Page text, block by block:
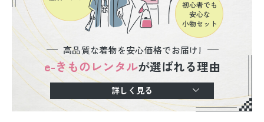
高品質な着物を安心価格でお届け!
e-きものレンタルが選ばれる理由
詳しく見る